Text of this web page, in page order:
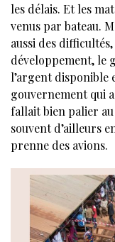
les délais. Et les
venus par bateau.
aussi des
développement, le
l’argent disponible
gouvernement qui
fallait bien palier
souvent d’ailleurs
prenne des avions.